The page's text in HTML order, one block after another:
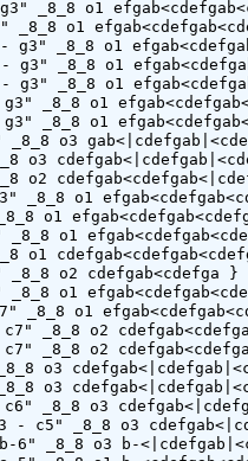
g3" _8_8 o1
_8_8 o1
- g3" _8_8 o1
- g3" _8_8 o1
- g3" _8_8 o1
- g3" _8_8 o1
- g3" _8_8 o1
_8_8 o3
o3
o2
_8_8 o1
o1
_8_8 o1
o1
_8_8 o2 cdefgab<cdefga }
_8_8 o1
_8_8 o1
- c7" _8_8 o2
- c7" _8_8 o2
_8_8 o3
_8_8 o3
- c6" _8_8 o3
c3 - c5" _8_8 o3
b-6" _8_8 o3 b-